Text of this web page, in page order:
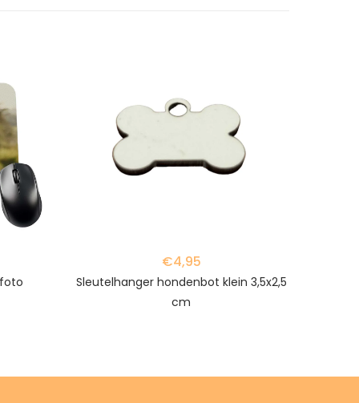
€4,95
Sleutelhanger hondenbot klein 3,5x2,5
cm